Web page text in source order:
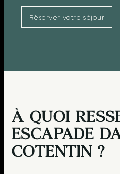
Réserver votre séjour
À QUOI
ESCAPADE
COTENTIN ?